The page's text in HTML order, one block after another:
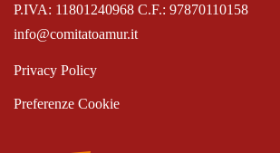
P.IVA: 11801240968 C.F.: 97870110158
info@comitatoamur.it
Privacy Policy
Preferenze Cookie